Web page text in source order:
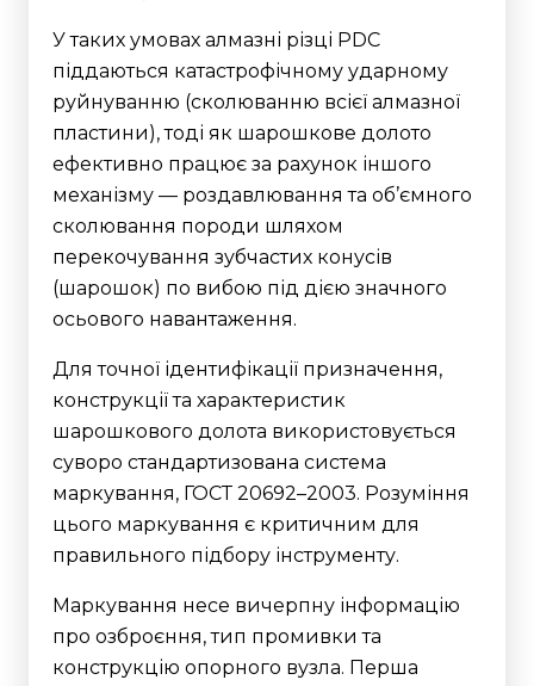
У таких умовах алмазні різці PDC
піддаються катастрофічному ударному
руйнуванню (сколюванню всієї алмазної
пластини), тоді як шарошкове долото
ефективно працює за рахунок іншого
механізму — роздавлювання та об’ємного
сколювання породи шляхом
перекочування зубчастих конусів
(шарошок) по вибою під дією значного
осьового навантаження.
Для точної ідентифікації призначення,
конструкції та характеристик
шарошкового долота використовується
суворо стандартизована система
маркування, ГОСТ 20692–2003. Розуміння
цього маркування є критичним для
правильного підбору інструменту.
Маркування несе вичерпну інформацію
про озброєння, тип промивки та
конструкцію опорного вузла. Перша